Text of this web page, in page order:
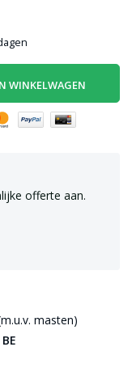
WINKELWAGEN
offerte aan.
masten)